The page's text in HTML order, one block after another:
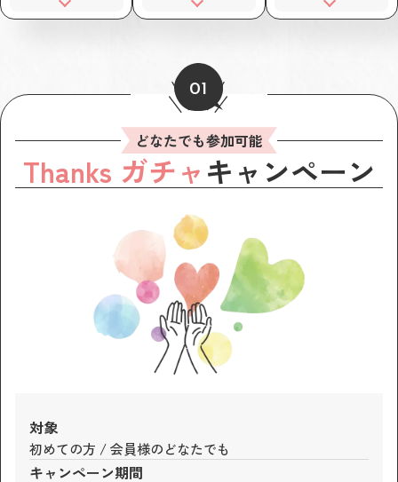
01
どなたでも参加可能
Thanks ガチャキャンペーン
対象
初めての方 / 会員様のどなたでも
キャンペーン期間